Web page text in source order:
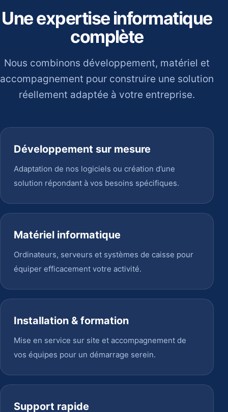
Une expertise informatique
complète
Nous combinons développement, matériel et
accompagnement pour construire une solution
réellement adaptée à votre entreprise.
Développement sur mesure
Adaptation de nos logiciels ou création d’une
solution répondant à vos besoins spécifiques.
Matériel informatique
Ordinateurs, serveurs et systèmes de caisse pour
équiper efficacement votre activité.
Installation & formation
Mise en service sur site et accompagnement de
vos équipes pour un démarrage serein.
Support rapide